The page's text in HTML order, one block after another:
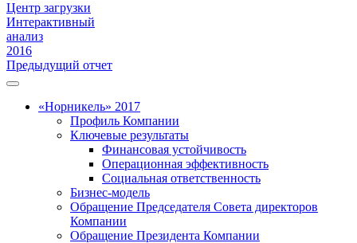
Центр загрузки
Интерактивный
анализ
2016
Предыдущий отчет
«Норникель» 2017
Профиль Компании
Ключевые результаты
Финансовая устойчивость
Операционная эффективность
Социальная ответственность
Бизнес-модель
Обращение Председателя Совета директоров
Компании
Обращение Президента Компании